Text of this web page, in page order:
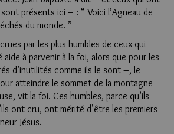
présents ici – : “ Voici l’Agneau de
du monde. ”
par les plus humbles de ceux qui
aide à parvenir à la foi, alors que pour les
d’inutilités comme ils le sont –, le
atteindre le sommet de la montagne
vit la foi. Ces humbles, parce qu’ils
ont cru, ont mérité d’être les premiers
Jésus.